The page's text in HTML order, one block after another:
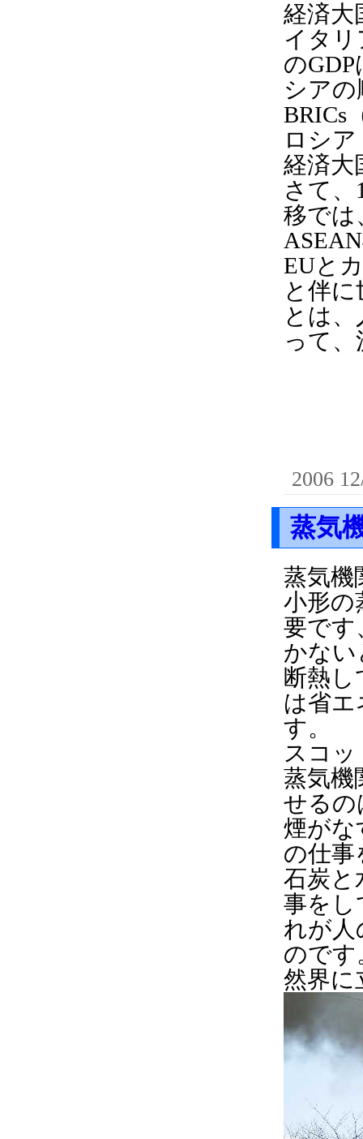
経済大
イタリ
の
シア
BRICs
ロシア
経済大
さて、
移では
EUと
と伴
とは
って
2006
蒸気
蒸気機
小形の
要です
かない
断熱
は省エ
す。
スコ
蒸気機
せるの
煙がな
の仕事
石炭と
事をし
れが人
のです
然界に